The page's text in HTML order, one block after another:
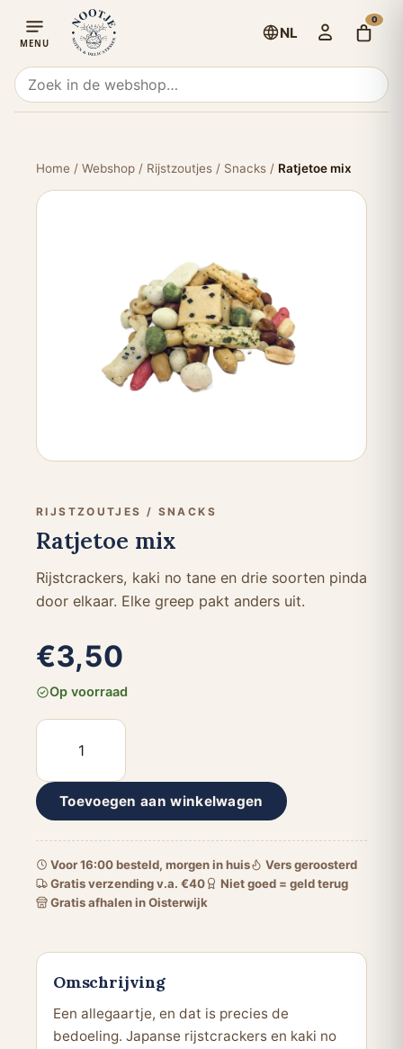
NL
0
Home / Webshop / Rijstzoutjes / Snacks / Ratjetoe mix
RIJSTZOUTJES / SNACKS
Ratjetoe mix
Rijstcrackers, kaki no tane en drie soorten pinda
door elkaar. Elke greep pakt anders uit.
€3,50
Op voorraad
Ratjetoe
aantal
Toevoegen aan winkelwagen
Voor 16:00 besteld, morgen in huis
Vers geroosterd
Gratis verzending v.a. €40
Niet goed = geld terug
Gratis afhalen in Oisterwijk
Omschrijving
Een allegaartje, en dat is precies de
bedoeling. Japanse rijstcrackers en kaki no